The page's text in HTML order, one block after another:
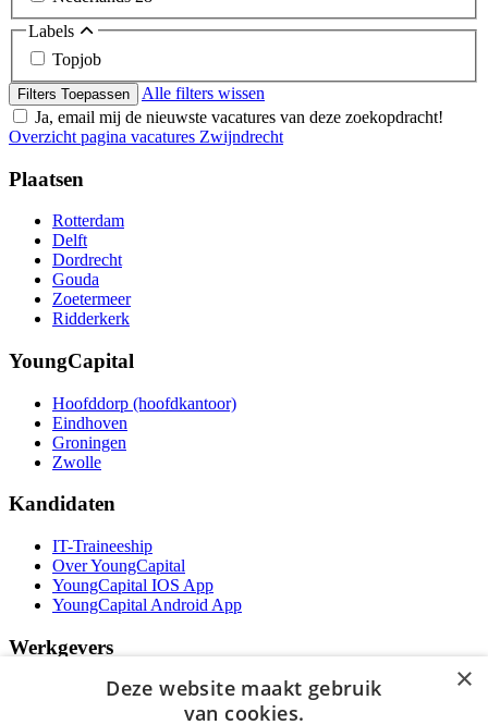
Labels
Topjob
Filters Toepassen
Alle filters wissen
Ja, email mij de nieuwste vacatures van deze zoekopdracht!
Overzicht pagina vacatures Zwijndrecht
Plaatsen
Rotterdam
Delft
Dordrecht
Gouda
Zoetermeer
Ridderkerk
YoungCapital
Hoofddorp (hoofdkantoor)
Eindhoven
Groningen
Zwolle
Kandidaten
IT-Traineeship
Over YoungCapital
YoungCapital IOS App
YoungCapital Android App
Werkgevers
Het concept
×
Deze website maakt gebruik
van cookies.